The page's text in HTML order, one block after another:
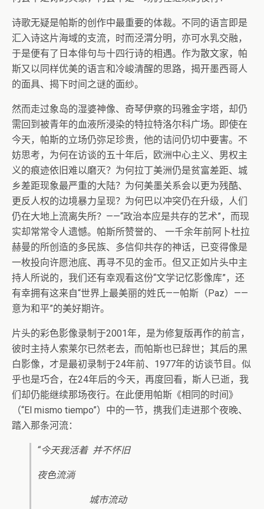
诗歌无疑是帕斯的创作中最重要的体裁。不同的语言即是
汇入诗这片海域的支流，时而泾渭分明，亦可水乳交融，
于是便有了日本俳句与十四行诗的相遇。作为散文家，帕
斯又以同样优美的语言和冷峻清醒的思路，揭开墨西哥人
的面具、揭下时间之谜的面纱。
然而走过象岛的湿婆神像、奇琴伊察的玛雅金字塔，却仍
需回到被青年的血液所浸染的特拉特洛尔科广场。即使在
今天，帕斯的立场仍弥足珍贵，他的诘问仍切中要害。不
妨思考，为何在访谈的五十年后，欧洲中心主义、男权主
义的痕迹依旧难以磨灭？为何拉丁美洲仍是贫富差距、城
乡差距现象最严重的大陆？为何美墨关系会以更为残酷、
更反人权的边境暴力呈现？为何巴以冲突仍在升级，人们
仍在大地上流离失所？——“政治本应是共存的艺术”，而现
实却常常令人遗憾。帕斯所赞誉的、 一千余年前阿卜杜拉
赫曼的所创造的多民族、多信仰共存的神话，已变得像是
一枚投向许愿池底、再寻不见的金币。但又正如片头中主
持人所说的，我们还有幸观看这份“文学记忆影像库”，还
有幸拥有这来自“世界上最美丽的姓氏——帕斯（Paz）——
意为和平”的美好期许。
片头的彩色影像录制于2001年，是为修复版再作的前言，
彼时主持人索莱尔已然老去，而帕斯也已辞世；其后的黑
白影像，才是最初录制于24年前、1977年的访谈节目。似
乎也是巧合，在24年后的今天，再度回看，斯人已逝，我
们却仍能继续那场夜行。在此便用帕斯《相同的时间》
（“El mismo tiempo”）中的一节，携我们走进那个夜晚、
踏入那条河流：
“今天我活着 并不怀旧
夜色流淌
城市流动